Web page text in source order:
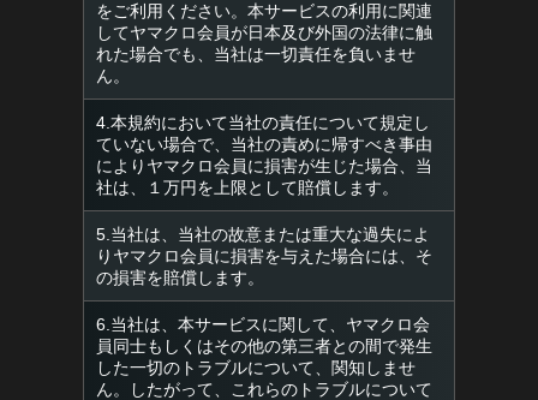
をご利用ください。本サービスの利用に関連
してヤマクロ会員が日本及び外国の法律に触
れた場合でも、当社は一切責任を負いませ
ん。
4.本規約において当社の責任について規定し
ていない場合で、当社の責めに帰すべき事由
によりヤマクロ会員に損害が生じた場合、当
社は、１万円を上限として賠償します。
5.当社は、当社の故意または重大な過失によ
りヤマクロ会員に損害を与えた場合には、そ
の損害を賠償します。
6.当社は、本サービスに関して、ヤマクロ会
員同士もしくはその他の第三者との間で発生
した一切のトラブルについて、関知しませ
ん。したがって、これらのトラブルについて